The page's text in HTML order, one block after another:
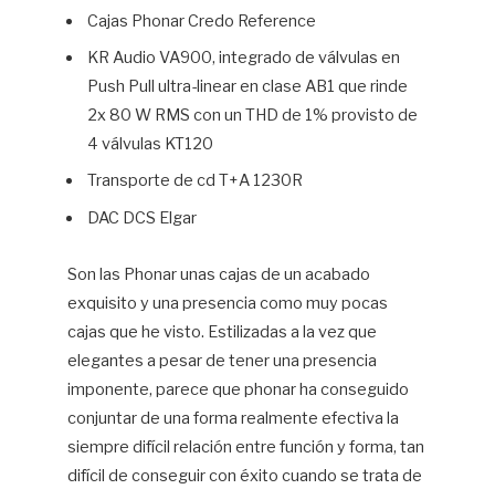
Cajas Phonar Credo Reference
KR Audio VA900, integrado de válvulas en
Push Pull ultra-linear en clase AB1 que rinde
2x 80 W RMS con un THD de 1% provisto de
4 válvulas KT120
Transporte de cd T+A 1230R
DAC DCS Elgar
Son las Phonar unas cajas de un acabado
exquisito y una presencia como muy pocas
cajas que he visto. Estilizadas a la vez que
elegantes a pesar de tener una presencia
imponente, parece que phonar ha conseguido
conjuntar de una forma realmente efectiva la
siempre difícil relación entre función y forma, tan
difícil de conseguir con éxito cuando se trata de